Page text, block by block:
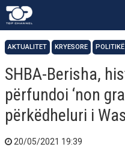
AKTUALITET KRYESORE POLITIKË
SHBA-Berisha,
përfundoi ‘non
përkëdheluri i
20/05/2021 19:39